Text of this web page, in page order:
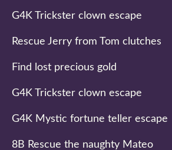
G4K Trickster clown escape
Rescue Jerry from Tom clutches
Find lost precious gold
G4K Trickster clown escape
G4K Mystic fortune teller escape
8B Rescue the naughty Mateo